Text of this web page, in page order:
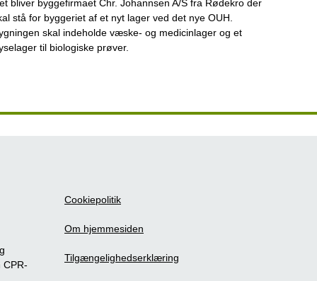
bliver byggefirmaet Chr. Johannsen A/S fra Rødekro der
stå for byggeriet af et nyt lager ved det nye OUH.
skal indeholde væske- og medicinlager og et
til biologiske prøver.
CPR-
Cookiepolitik
Om hjemmesiden
Tilgængelighedserklæring